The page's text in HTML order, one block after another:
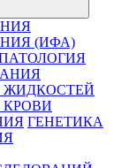
(ИФА)
ЖИДКОСТЕЙ
ГЕНЕТИКА